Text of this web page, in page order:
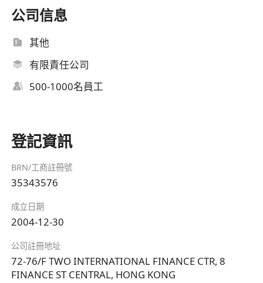
公司信息
其他
有限責任公司
500-1000名員工
登記資訊
BRN/工商註冊號
35343576
成立日期
2004-12-30
公司註冊地址
72-76/F TWO INTERNATIONAL FINANCE CTR, 8
FINANCE ST CENTRAL, HONG KONG